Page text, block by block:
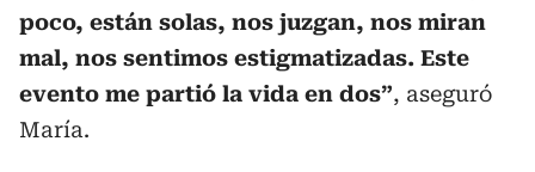
poco, están solas, nos juzgan, nos miran
mal, nos sentimos estigmatizadas. Este
evento me partió la vida en dos”, aseguró
María.